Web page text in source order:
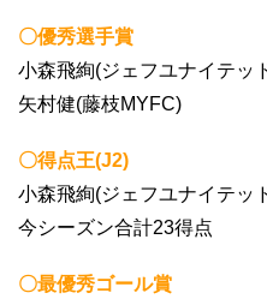
〇優秀選手賞
小森飛絢(ジェフユナイテッ
矢村健(藤枝MYFC)
〇得点王(J2)
小森飛絢(ジェフユナイテッ
今シーズン合計23得点
〇最優秀ゴール賞